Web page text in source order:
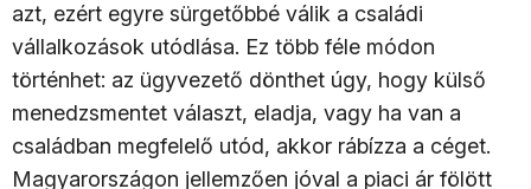
azt, ezért egyre sürgetőbbé válik a családi
vállalkozások utódlása. Ez több féle módon
történhet: az ügyvezető dönthet úgy, hogy külső
menedzsmentet választ, eladja, vagy ha van a
családban megfelelő utód, akkor rábízza a céget.
Magyarországon jellemzően jóval a piaci ár fölött